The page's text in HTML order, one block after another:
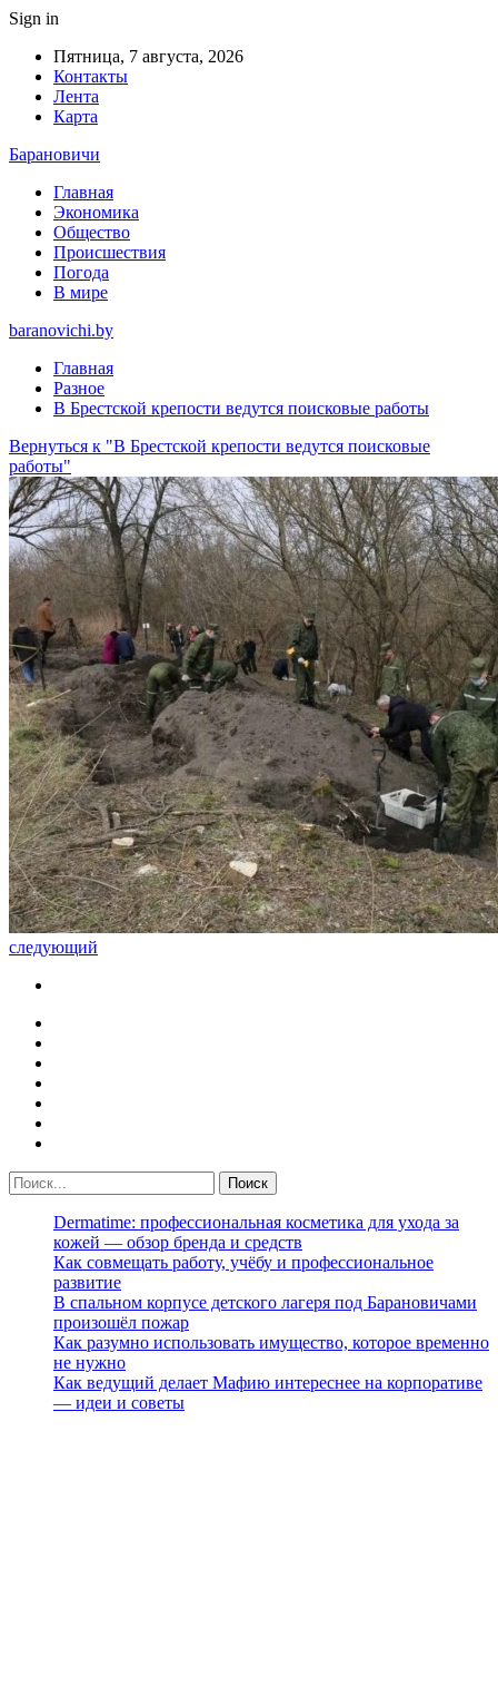
Sign in
Пятница, 7 августа, 2026
Контакты
Лента
Карта
Барановичи
Главная
Экономика
Общество
Происшествия
Погода
В мире
baranovichi.by
Главная
Разное
В Брестской крепости ведутся поисковые работы
Вернуться к "В Брестской крепости ведутся поисковые
работы"
следующий
Dermatime: профессиональная косметика для ухода за
кожей — обзор бренда и средств
Как совмещать работу, учёбу и профессиональное
развитие
В спальном корпусе детского лагеря под Барановичами
произошёл пожар
Как разумно использовать имущество, которое временно
не нужно
Как ведущий делает Мафию интереснее на корпоративе
— идеи и советы